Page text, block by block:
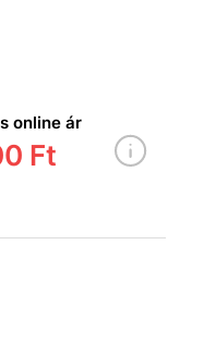
online ár
Ft